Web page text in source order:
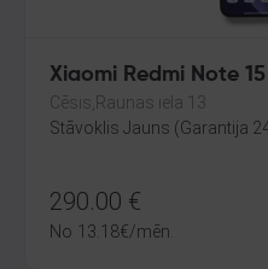
Xiaomi Redmi Note
Cēsis,Raunas iela 13
Stāvoklis Jauns (Garantija
290.00 €
No 13.18€/mēn.